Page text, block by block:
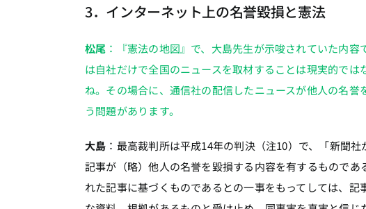
3．インターネット上の名誉毀損と憲法
松尾 ：『憲法の地図』で、大島先生が示唆されていた内
は自社だけで全国のニュースを取材することは現実的で
ね。その場合に、通信社の配信したニュースが他人の名
う問題があります。
大島 ：最高裁判所は平成14年の判決（注10）で、「新聞
記事が（略）他人の名誉を毀損する内容を有するもので
れた記事に基づくものであるとの一事をもってしては、